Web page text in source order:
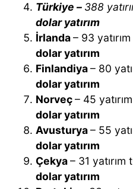
Türkiye – 388
dolar yatırım
İrlanda– 93
dolar yatırım
Finlandiya– 80
dolar yatırım
Norveç– 45
dolar yatırım
Avusturya– 55
dolar yatırım
Çekya– 31 yatırım
dolar yatırım